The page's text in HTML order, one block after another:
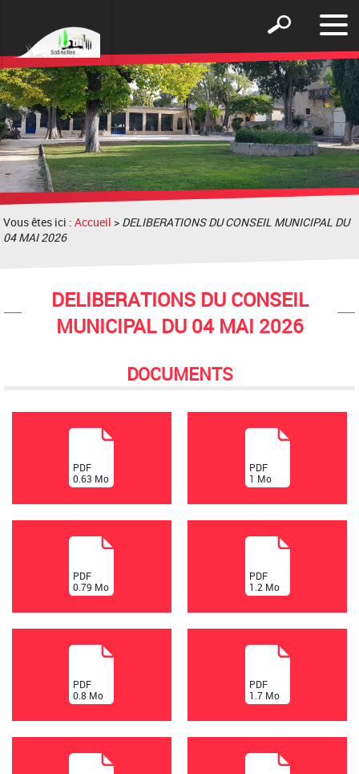
le
Afficher
formulaire
de
recherche
Vous êtes ici :Accueil > DELIBERATIONS DU CONSEIL MUNICIPAL DU
04 MAI 2026
DELIBERATIONS DU CONSEIL
MUNICIPAL DU 04 MAI 2026
DOCUMENTS
(PDF
0.63 Mo
)
(PDF
1 Mo
)
(PDF
0.79 Mo
)
(PDF
1.2 Mo
)
(PDF
0.8 Mo
)
(PDF
1.7 Mo
)